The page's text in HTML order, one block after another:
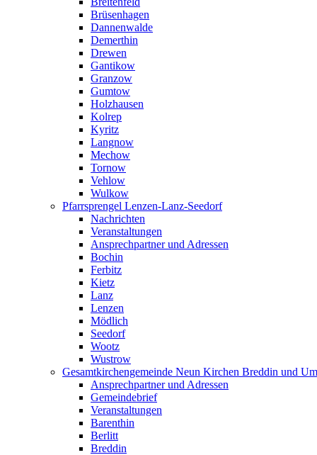
Brüsenhagen
Dannenwalde
Demerthin
Drewen
Gantikow
Granzow
Gumtow
Holzhausen
Kolrep
Kyritz
Langnow
Mechow
Tornow
Vehlow
Wulkow
Pfarrsprengel Lenzen-Lanz-Seedorf
Nachrichten
Veranstaltungen
Ansprechpartner und Adressen
Bochin
Ferbitz
Kietz
Lanz
Lenzen
Mödlich
Seedorf
Wootz
Wustrow
Gesamtkirchengemeinde Neun Kirchen Breddin und
Ansprechpartner und Adressen
Gemeindebrief
Veranstaltungen
Barenthin
Berlitt
Breddin